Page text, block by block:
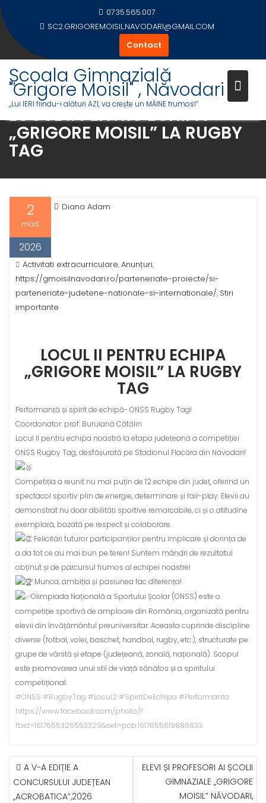
Skip
to
content
0735.565.007
SC2.GRIGOREMOISIL.NAVODARI@GMAIL.COM
Contact
Școala Gimnazială
"Grigore Moisil" , Năvodari
,,Lui IERI fiindu-i alături AZI, va crește un MÂINE frumos!”
LOCUL II PENTRU ECHIPA
„GRIGORE MOISIL” LA RUGBY
TAG
2
mart.
2026
Diana Adam
Activitati extracurriculare,Anunțuri,
https://gmoisilnavodari.ro/parteneriate-proiecte/si-
parteneriate-judetene-nationale-si-internationale/, Stiri
importante
LOCUL II PENTRU ECHIPA
„GRIGORE MOISIL” LA RUGBY
TAG
Performanță și spirit de echipă- ONSS Rugby Tag!
Coordonator: prof. Buruiană Cătălin
Locul II pentru echipa noastră la etapa județeană a competiției
ONSS Rugby Tag, desfășurată pe Stadionul Flacăra din Năvodari!
Competiția a reunit nu mai puțin de 12 echipe din județ, oferind un
spectacol sportiv plin de energie, determinare și fair-play. Elevii au
demonstrat nu doar abilități sportive remarcabile, ci și o atitudine
exemplară, bazată pe respect și colaborare.
Felicitări tuturor participanților pentru implicare și dorința de
a da tot ce au mai bun pe teren! Suntem mândri de rezultatul
obținut și de parcursul frumos al echipei noastre!
Munca, ambiția și pasiunea fac diferența!
Olimpiada Națională a Sportului Școlar (ONSS) este o
competiție sportivă de amploare din România, organizată pentru
elevii din învățământul preuniversitar. Aceasta cuprinde discipline
diverse (fotbal, volei, baschet, handbal, rugby, etc.), structurate pe
grupe de vârstă și etape (județeană, zonală, națională). Scopul
este promovarea unui stil de viață sănătos și a spiritului
competițional.
#ONSS #RugbyTag #Locul2 #SpiritDeEchipa #Performanta
https://www.facebook.com/photo/?
fbid=1617655326553329&set=pcb.1617655619886633
NAVIGARE
ÎN
ARTICOLE
A V-A EDIȚIE A
CONCURSULUI JUDEȚEAN
„ACROBATICA”,2026
ELEVI ȘI PROFESORI AI ȘCOLII
GIMNAZIALE „GRIGORE
MOISIL” NĂVODARI,